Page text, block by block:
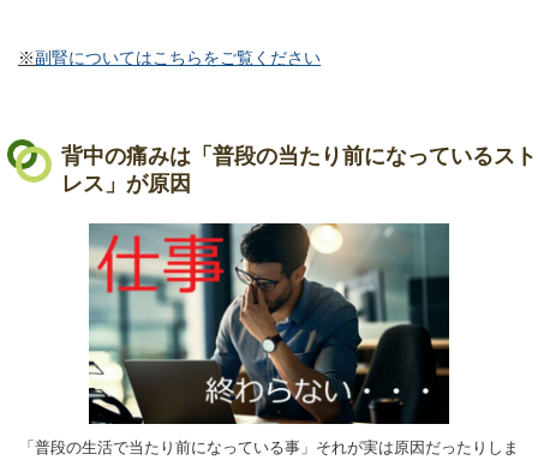
※副腎についてはこちらをご覧ください
背中の痛みは「普段の当たり前になっているスト
レス」が原因
「普段の生活で当たり前になっている事」それが実は原因だったりしま